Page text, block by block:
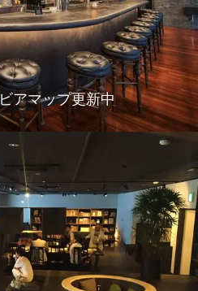
アマップ更新中